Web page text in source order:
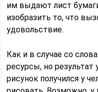
им выдают лист
изобразить то, что
удовольствие.
Как и в случае со
ресурсы, но
рисунок получился у